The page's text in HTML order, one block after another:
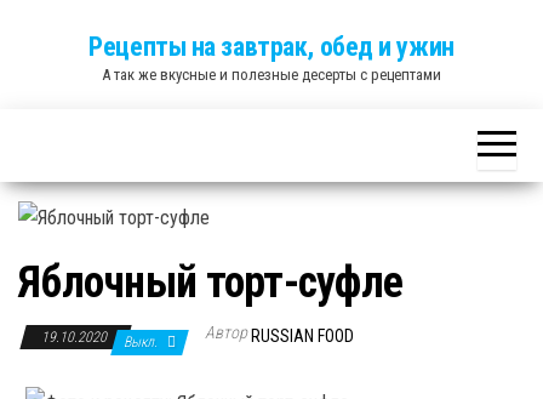
Рецепты на завтрак, обед и ужин
А так же вкусные и полезные десерты с рецептами
Яблочный торт-суфле
19.10.2020 Выкл. Автор RUSSIAN FOOD